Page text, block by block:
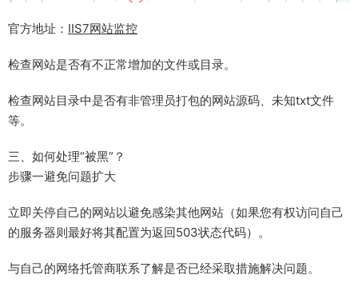
官方地址： IIS7网站监控
检查网站是否有不正常增加的文件或目录。
检查网站目录中是否有非管理员打包的网站源码、未知txt文件
等。
三、如何处理“被黑”？
步骤一避免问题扩大
立即关停自己的网站以避免感染其他网站（如果您有权访问自己
的服务器则最好将其配置为返回503状态代码）。
与自己的网络托管商联系了解是否已经采取措施解决问题。